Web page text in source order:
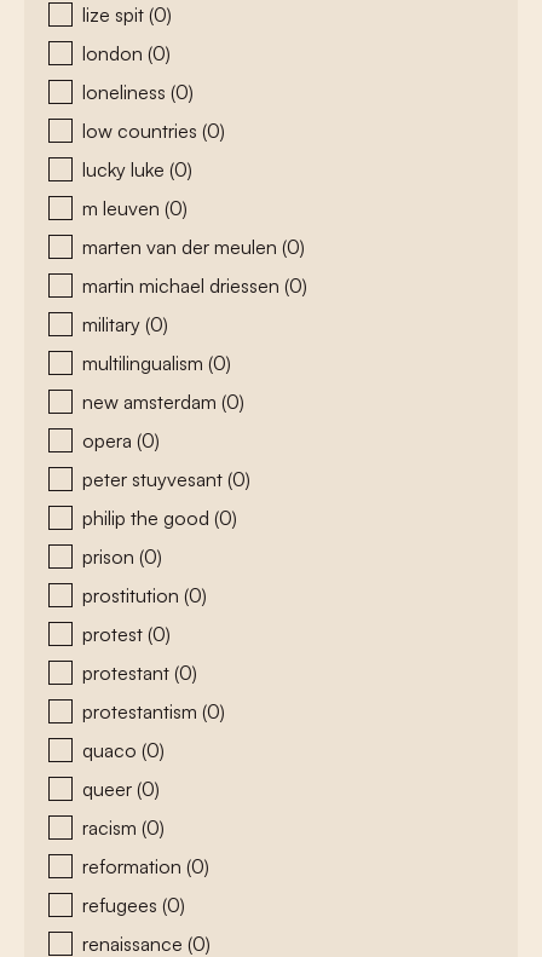
lize spit (0)
london (0)
loneliness (0)
low countries (0)
lucky luke (0)
m leuven (0)
marten van der meulen (0)
martin michael driessen (0)
military (0)
multilingualism (0)
new amsterdam (0)
opera (0)
peter stuyvesant (0)
philip the good (0)
prison (0)
prostitution (0)
protest (0)
protestant (0)
protestantism (0)
quaco (0)
queer (0)
racism (0)
reformation (0)
refugees (0)
renaissance (0)